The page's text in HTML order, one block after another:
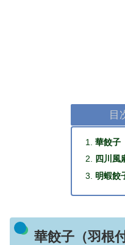
目
華餃子
四川風
明蝦餃
華餃子（羽根